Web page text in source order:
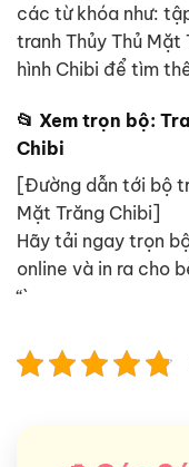
các từ khóa như:
tranh Thủy Thủ
hình Chibi để tìm
📂 Xem trọn bộ:
Chibi
[Đường dẫn tới bộ
Mặt Trăng Chibi]
Hãy tải ngay trọn
online và in ra cho
“`